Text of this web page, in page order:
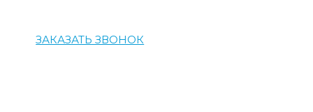
ЗАКАЗАТЬ ЗВОНОК